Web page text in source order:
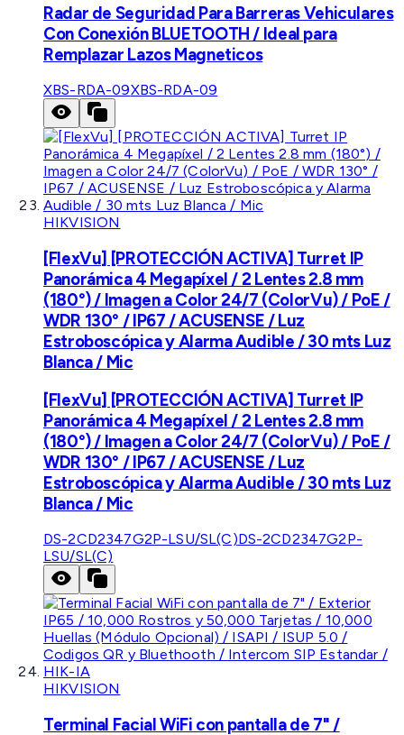
Radar de Seguridad Para Barreras Vehiculares
Con Conexión BLUETOOTH / Ideal para
Remplazar Lazos Magneticos
XBS-RDA-09XBS-RDA-09
HIKVISION
[FlexVu] [PROTECCIÓN ACTIVA] Turret IP
Panorámica 4 Megapíxel / 2 Lentes 2.8 mm
(180°) / Imagen a Color 24/7 (ColorVu) / PoE /
WDR 130° / IP67 / ACUSENSE / Luz
Estroboscópica y Alarma Audible / 30 mts Luz
Blanca / Mic
[FlexVu] [PROTECCIÓN ACTIVA] Turret IP
Panorámica 4 Megapíxel / 2 Lentes 2.8 mm
(180°) / Imagen a Color 24/7 (ColorVu) / PoE /
WDR 130° / IP67 / ACUSENSE / Luz
Estroboscópica y Alarma Audible / 30 mts Luz
Blanca / Mic
DS-2CD2347G2P-LSU/SL(C)DS-2CD2347G2P-
LSU/SL(C)
HIKVISION
Terminal Facial WiFi con pantalla de 7" /